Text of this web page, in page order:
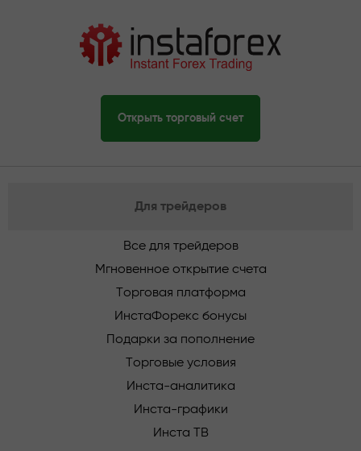
Открыть торговый счет
Для трейдеров
Все для трейдеров
Мгновенное открытие счета
Торговая платформа
ИнстаФорекс бонусы
Подарки за пополнение
Торговые условия
Инста-аналитика
Инста-графики
Инста ТВ